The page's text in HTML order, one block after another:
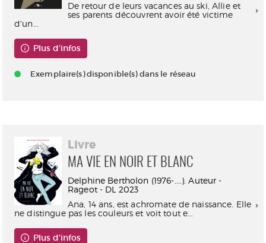
De retour de leurs vacances au ski, Allie et
ses parents découvrent avoir été victime
d'un...
Plus d'infos
Exemplaire(s) disponible(s) dans le réseau
Livre
MA VIE EN NOIR ET BLANC
Delphine Bertholon (1976-....). Auteur -
Rageot - DL 2023
Ana, 14 ans, est achromate de naissance. Elle
ne distingue pas les couleurs et voit tout e...
Plus d'infos